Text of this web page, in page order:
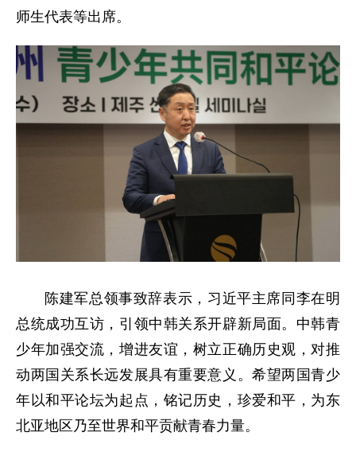
师生代表等出席。
陈建军总领事致辞表示，习近平主席同李在明
总统成功互访，引领中韩关系开辟新局面。中韩青
少年加强交流，增进友谊，树立正确历史观，对推
动两国关系长远发展具有重要意义。希望两国青少
年以和平论坛为起点，铭记历史，珍爱和平，为东
北亚地区乃至世界和平贡献青春力量。